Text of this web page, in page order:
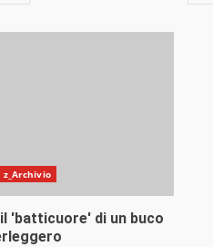
z_Archivio
'batticuore' di un buco